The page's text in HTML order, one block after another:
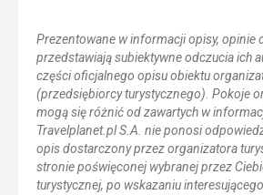
Prezentowane w informacji opisy, opinie
przedstawiają subiektywne odczucia ich
części oficjalnego opisu obiektu
(przedsiębiorcy turystycznego). Pokoje
mogą się różnić od zawartych w
Travelplanet.pl S.A. nie ponosi
opis dostarczony przez organizatora
stronie poświęconej wybranej przez
turystycznej, po wskazaniu